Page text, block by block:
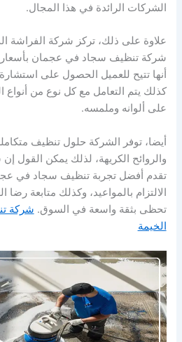
الشركات الرائدة في هذا المجال.
علاوة على ذلك، تركز شركة الفراشة
شركة تنظيف سجاد في عجمان بأسعار
أنها تتيح للعميل الحصول على
كذلك يتم التعامل مع كل نوع من أنواع
على ألوانه وملمسه.
أيضا، توفر الشركة حلول تنظيف
والروائح الكريهة، لذلك يمكن القول
تقدم أفضل تجربة تنظيف سجاد في
الالتزام بالمواعيد، وكذلك متابعة رضا
تحظى بثقة واسعة في السوق. شركة
الخيمة